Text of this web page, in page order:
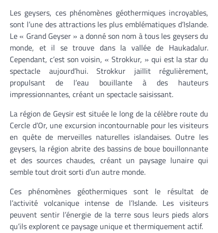
Les geysers, ces phénomènes géothermiques incroyables,
sont l’une des attractions les plus emblématiques d’Islande.
Le « Grand Geyser » a donné son nom à tous les geysers du
monde, et il se trouve dans la vallée de Haukadalur.
Cependant, c’est son voisin, « Strokkur, » qui est la star du
spectacle aujourd’hui. Strokkur jaillit régulièrement,
propulsant de l’eau bouillante à des hauteurs
impressionnantes, créant un spectacle saisissant.
La région de Geysir est située le long de la célèbre route du
Cercle d’Or, une excursion incontournable pour les visiteurs
en quête de merveilles naturelles islandaises. Outre les
geysers, la région abrite des bassins de boue bouillonnante
et des sources chaudes, créant un paysage lunaire qui
semble tout droit sorti d’un autre monde.
Ces phénomènes géothermiques sont le résultat de
l’activité volcanique intense de l’Islande. Les visiteurs
peuvent sentir l’énergie de la terre sous leurs pieds alors
qu’ils explorent ce paysage unique et thermiquement actif.